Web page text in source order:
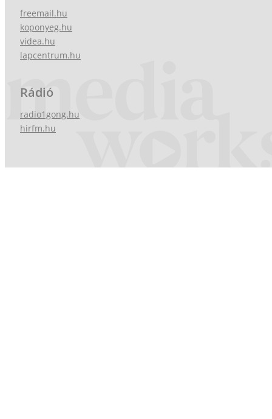
freemail.hu
koponyeg.hu
videa.hu
lapcentrum.hu
Rádió
radio1gong.hu
hirfm.hu